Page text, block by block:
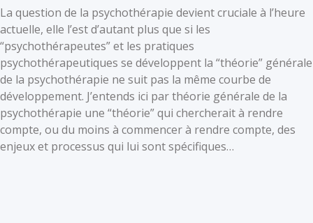
La question de la psychothérapie devient cruciale à l’heure
actuelle, elle l’est d’autant plus que si les
“psychothérapeutes” et les pratiques
psychothérapeutiques se développent la “théorie” générale
de la psychothérapie ne suit pas la même courbe de
développement. J’entends ici par théorie générale de la
psychothérapie une “théorie” qui chercherait à rendre
compte, ou du moins à commencer à rendre compte, des
enjeux et processus qui lui sont spécifiques…